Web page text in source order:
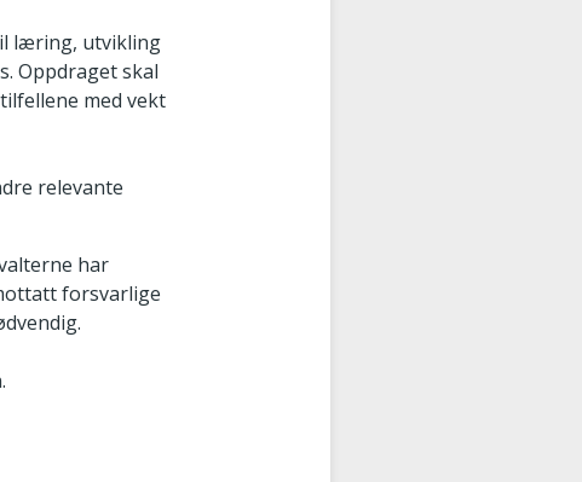
læring, utvikling
Oppdraget skal
med vekt
relevante
har
forsvarlige